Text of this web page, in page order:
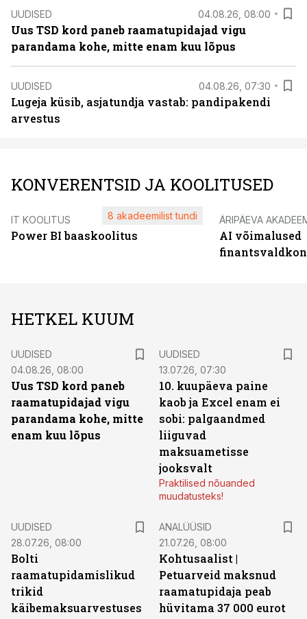
UUDISED 04.08.26, 08:00
Uus TSD kord paneb raamatupidajad vigu
parandama kohe, mitte enam kuu lõpus
UUDISED 04.08.26, 07:30
Lugeja küsib, asjatundja vastab: pandipakendi
arvestus
KONVERENTSID JA KOOLITUSED
IT KOOLITUS
Power BI baaskoolitus
8 akadeemilist tundi ÄRIPÄEVA
AI võimalused
HETKEL KUUM
UUDISED
04.08.26, 08:00
Uus TSD kord paneb
raamatupidajad vigu
parandama kohe, mitte
enam kuu lõpus
UUDISED
13.07.26, 07:30
10. kuupäeva paine
kaob ja Excel enam ei
sobi: palgaandmed
liiguvad
maksuametisse
jooksvalt
Praktilised nõuanded
muudatusteks!
UUDISED
28.07.26, 08:00
Bolti
raamatupidamislikud
trikid
käibemaksuarvestuses
ANALÜÜSID
21.07.26, 08:00
Kohtusaalist |
Petuarveid maksnud
raamatupidaja peab
hüvitama 37 000 eurot